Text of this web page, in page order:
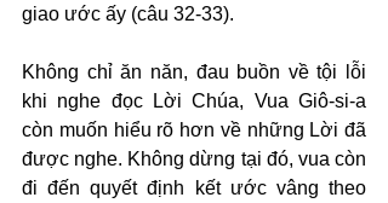
giao ước ấy (câu 32-33).
Không chỉ ăn năn, đau buồn về tội lỗi
khi nghe đọc Lời Chúa, Vua Giô-si-a
còn muốn hiểu rõ hơn về những Lời đã
được nghe. Không dừng tại đó, vua còn
đi đến quyết định kết ước vâng theo